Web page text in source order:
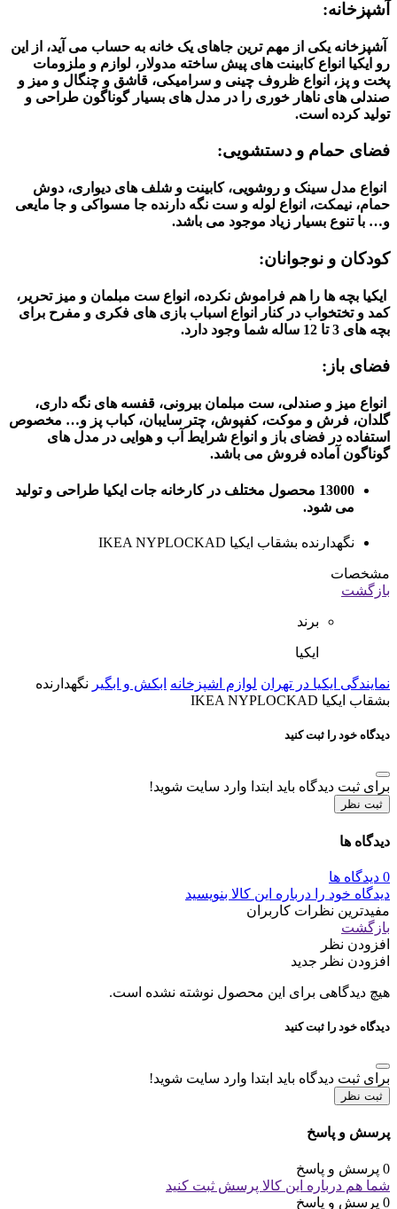
آشپزخانه:
آشپزخانه یکی از مهم ترین جاهای یک خانه به حساب می آید، از این
رو ایکیا انواع کابینت های پیش ساخته مدولار، لوازم و ملزومات
پخت و پز، انواع ظروف چینی و سرامیکی، قاشق و چنگال و میز و
صندلی های ناهار خوری را در مدل های بسیار گوناگون طراحی و
تولید کرده است.
فضای حمام و دستشویی:
انواع مدل سینک و روشویی، کابینت و شلف های دیواری، دوش
حمام، نیمکت، انواع لوله و ست نگه دارنده جا مسواکی و جا مایعی
و… با تنوع بسیار زیاد موجود می باشد.
کودکان و نوجوانان:
ایکیا بچه ها را هم فراموش نکرده، انواع ست مبلمان و میز تحریر،
کمد و تختخواب در کنار انواع اسباب بازی های فکری و مفرح برای
بچه های 3 تا 12 ساله شما وجود دارد.
فضای باز:
انواع میز و صندلی، ست مبلمان بیرونی، قفسه های نگه داری،
گلدان، فرش و موکت، کفپوش، چتر سایبان، کباب پز و… مخصوص
استفاده در فضای باز و انواع شرایط آب و هوایی در مدل های
گوناگون آماده فروش می باشد.
13000 محصول مختلف در کارخانه جات ایکیا طراحی و تولید
می شود.
نگهدارنده بشقاب ایکیا IKEA NYPLOCKAD
مشخصات
بازگشت
برند
ایکیا
نمایندگی ایکیا در تهران لوازم اشپزخانه ابکش و ابگیر نگهدارنده
بشقاب ایکیا IKEA NYPLOCKAD
دیدگاه خود را ثبت کنید
برای ثبت دیدگاه باید ابتدا وارد سایت شوید!
ثبت نظر
دیدگاه ها
0 دیدگاه ها
دیدگاه خود را درباره این کالا بنویسید
مفیدترین نظرات کاربران
بازگشت
افزودن نظر
افزودن نظر جدید
هیچ دیدگاهی برای این محصول نوشته نشده است.
دیدگاه خود را ثبت کنید
برای ثبت دیدگاه باید ابتدا وارد سایت شوید!
ثبت نظر
پرسش و پاسخ
0 پرسش و پاسخ
شما هم درباره این کالا پرسش ثبت کنید
0 پرسش و پاسخ